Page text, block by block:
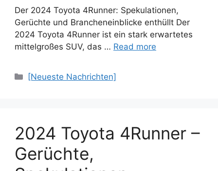
Der 2024 Toyota 4Runner: Spekulationen,
Gerüchte und Brancheneinblicke enthüllt Der
2024 Toyota 4Runner ist ein stark erwartetes
mittelgroßes SUV, das … Read more
Categories
[Neueste Nachrichten]
2024 Toyota 4Runner –
Gerüchte,